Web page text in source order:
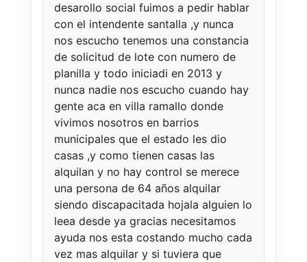
desarollo social fuimos a pedir hablar
con el intendente santalla ,y nunca
nos escucho tenemos una constancia
de solicitud de lote con numero de
planilla y todo iniciadi en 2013 y
nunca nadie nos escucho cuando hay
gente aca en villa ramallo donde
vivimos nosotros en barrios
municipales que el estado les dio
casas ,y como tienen casas las
alquilan y no hay control se merece
una persona de 64 años alquilar
siendo discapacitada hojala alguien lo
leea desde ya gracias necesitamos
ayuda nos esta costando mucho cada
vez mas alquilar y si tuviera que